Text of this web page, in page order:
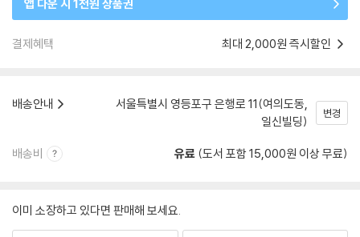
앱 다운 시 1천원 상품권
결제혜택 최대 2,000원 즉시할인
배송안내
서울특별시 영등포구 은행로 11(여의도동,
일신빌딩)
변경
배송비 유료 (도서 포함 15,000원 이상 무료)
이미 소장하고 있다면 판매해 보세요.